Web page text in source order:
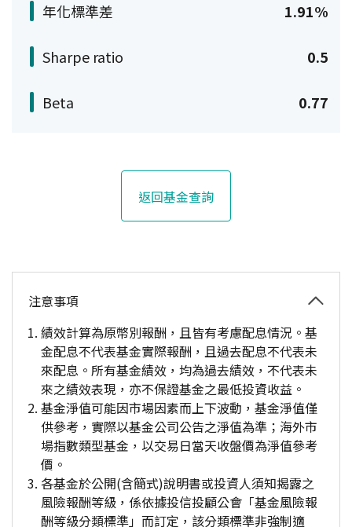
年化標準差 1.91%
Sharpe ratio 0.5
Beta 0.77
返回基金查詢
注意事項
績效計算為原幣別報酬，且皆有考慮配息情況。基
金配息不代表基金實際報酬，且過去配息不代表未
來配息。所有基金績效，均為過去績效，不代表未
來之績效表現，亦不保證基金之最低投資收益。
基金淨值可能因市場因素而上下波動，基金淨值僅
供參考，實際以基金公司公告之淨值為準；海外市
場指數類型基金，以交易日當天收盤價為淨值參考
價。
各基金於公開(含簡式)說明書或投資人須知揭露之
風險報酬等級，係依據投信投顧公會「基金風險報
酬等級分類標準」而訂定，該分類標準非強制適